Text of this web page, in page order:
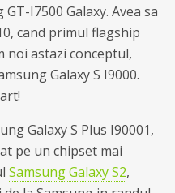
I7500 Galaxy. Avea sa
cand primul flagship
noi astazi conceptul,
Galaxy S I9000.
Galaxy S Plus I90001,
pe un chipset mai
Samsung Galaxy S2,